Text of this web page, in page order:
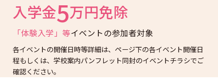
入学金5万円免除
「体験入学」等イベントの参加者対象
各イベントの開催日時等詳細は、ページ下の各イベント開催日
程もしくは、学校案内パンフレット同封のイベントチラシでご
確認ください。